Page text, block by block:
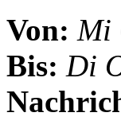
Von: Mi
Bis: Di